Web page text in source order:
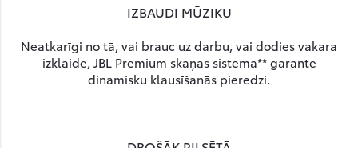
IZBAUDI MŪZIKU
Neatkarīgi no tā, vai brauc uz darbu, vai dodies vakara
izklaidē, JBL Premium skaņas sistēma** garantē
dinamisku klausīšanās pieredzi.